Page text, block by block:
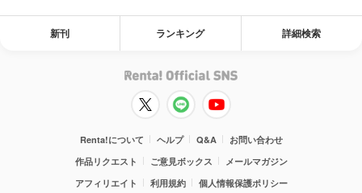
新刊 ランキング 詳細検索
Renta!について ヘルプ Q&A
お問い合わせ
作品リクエスト
ご意見ボックス
メールマガジン
アフィリエイト
利用規約 個人情報保護ポリシー